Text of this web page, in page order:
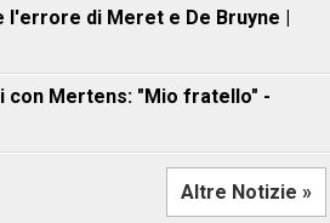
l'errore di Meret e De Bruyne |
con Mertens: "Mio fratello" -
Altre Notizie »